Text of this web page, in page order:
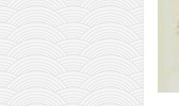
istorija karatea
bubishi
karate
kihon
naihanchi